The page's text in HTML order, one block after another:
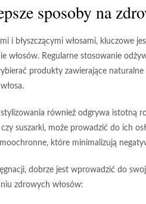
sposoby na
i błyszczącymi włosami, kluczowe
włosów. Regularne stosowanie
produkty zawierające
również odgrywa istotną
suszarki, może prowadzić do ich
, które minimalizują
dobrze jest wprowadzić do
zdrowych włosów: